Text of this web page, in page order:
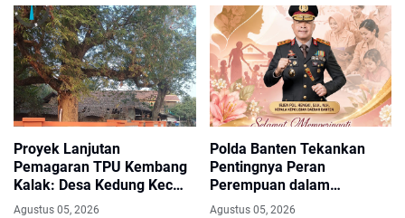
Proyek Lanjutan
Pemagaran TPU Kembang
Kalak: Desa Kedung Kec
Gunung Kaler, Dari Aspirasi
Agustus 05, 2026
Polda Banten Tekankan
Pentingnya Peran
Perempuan dalam
Pembangunan Bangsa
Agustus 05, 2026